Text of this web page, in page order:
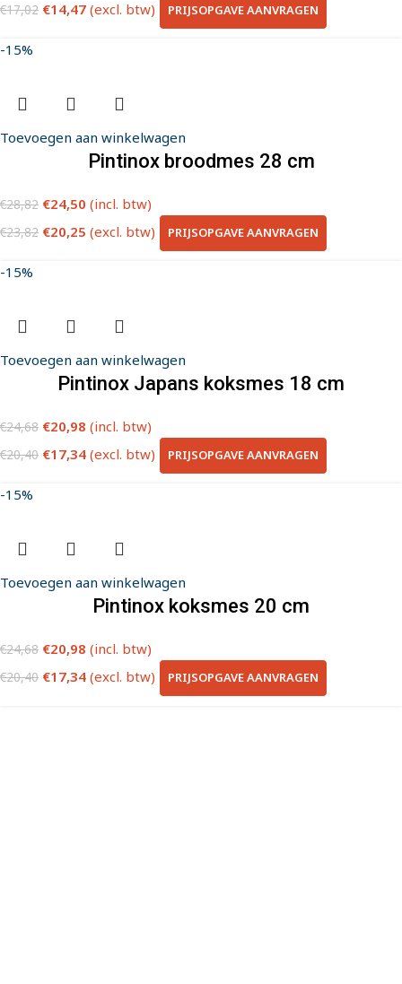
€17,02 €14,47 (excl. btw) PRIJSOPGAVE AANVRAGEN
-15%
Toevoegen aan winkelwagen
Pintinox broodmes 28 cm
€28,82 €24,50 (incl. btw)
€23,82 €20,25 (excl. btw) PRIJSOPGAVE AANVRAGEN
-15%
Toevoegen aan winkelwagen
Pintinox Japans koksmes 18 cm
€24,68 €20,98 (incl. btw)
€20,40 €17,34 (excl. btw) PRIJSOPGAVE AANVRAGEN
-15%
Toevoegen aan winkelwagen
Pintinox koksmes 20 cm
€24,68 €20,98 (incl. btw)
€20,40 €17,34 (excl. btw) PRIJSOPGAVE AANVRAGEN